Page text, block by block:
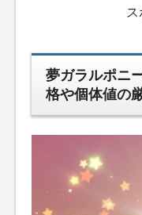
夢ガラルポニ
格や個体値の